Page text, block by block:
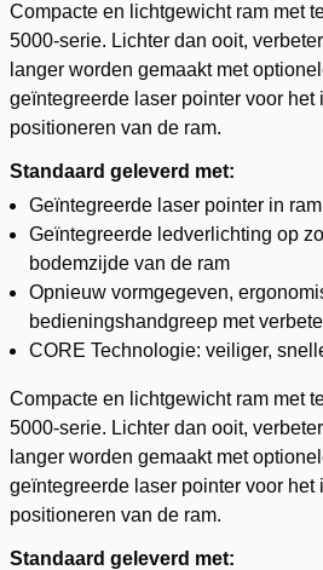
Compacte en lichtgewicht ram met
5000-serie. Lichter dan ooit,
langer worden gemaakt met
geïntegreerde laser pointer voor het
positioneren van de ram.
Standaard geleverd met:
Geïntegreerde laser pointer in
Geïntegreerde ledverlichting op
bodemzijde van de ram
Opnieuw vormgegeven,
bedieningshandgreep met
CORE Technologie: veiliger,
Compacte en lichtgewicht ram met
5000-serie. Lichter dan ooit,
langer worden gemaakt met
geïntegreerde laser pointer voor het
positioneren van de ram.
Standaard geleverd met: